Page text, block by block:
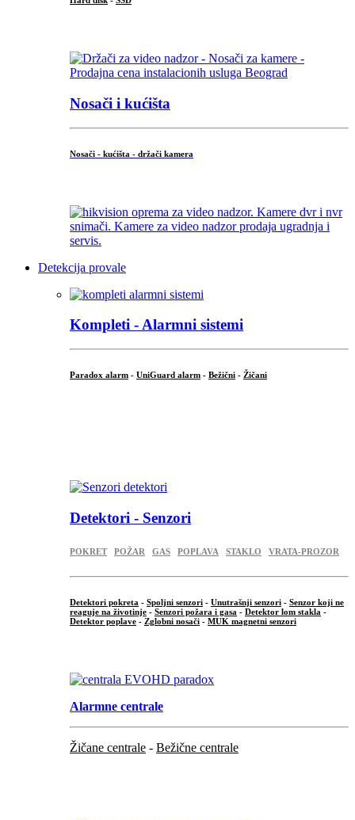
Nosači i kućišta
Nosači - kućišta - držači kamera
Detekcija provale
Kompleti - Alarmni sistemi
Paradox alarm - UniGuard alarm - Bežični - Žičani
Detektori - Senzori
POKRET POŽAR GAS POPLAVA STAKLO VRATA-PROZOR
Detektori pokreta - Spoljni senzori - Unutrašnji senzori - Senzor koji ne
reaguje na životinje - Senzori požara i gasa - Detektor lom stakla -
Detektor poplave - Zglobni nosači - MUK magnetni senzori
Alarmne centrale
Žičane centrale - Bežične centrale